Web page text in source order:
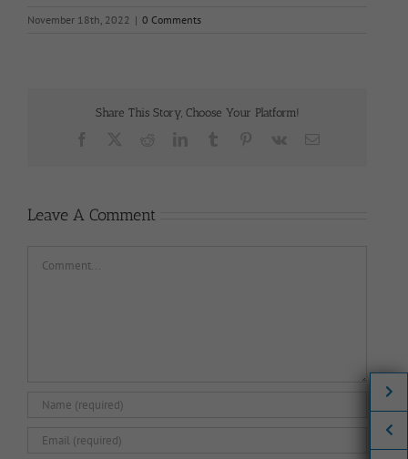
November 18th, 2022 | 0 Comments
Share This Story, Choose Your Platform!
Leave A Comment